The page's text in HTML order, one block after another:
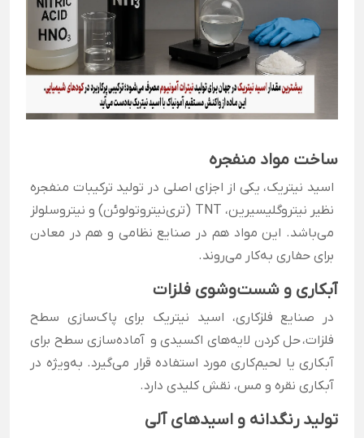
ساخت مواد منفجره
اسید نیتریک، یکی از اجزای اصلی در تولید ترکیبات منفجره
نظیر نیتروگلیسیرین، TNT (تری‌نیتروتولوئن) و نیتروسلولز
می‌باشد. این مواد هم در صنایع نظامی و هم در معادن
برای حفاری به‌کار می‌روند.
آبکاری و شست‌وشوی فلزات
در صنایع فلزکاری، اسید نیتریک برای پاک‌سازی سطح
فلزات، حل کردن لایه‌های اکسیدی و آماده‌سازی سطح برای
آبکاری یا لحیم‌کاری مورد استفاده قرار می‌گیرد. به‌ویژه در
آبکاری نقره و مس، نقش کلیدی دارد.
تولید رنگدانه و اسیدهای آلی